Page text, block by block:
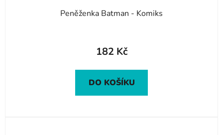
Peněženka Batman - Komiks
182 Kč
DO KOŠÍKU